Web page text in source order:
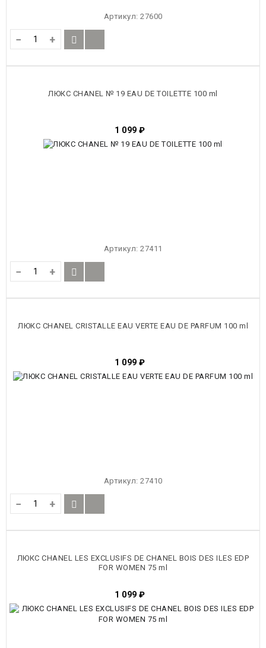
Артикул: 27600
− +
ЛЮКС CHANEL № 19 EAU DE TOILETTE 100 ml
1 099 ₽
Артикул: 27411
− +
ЛЮКС CHANEL CRISTALLE EAU VERTE EAU DE PARFUM 100 ml
1 099 ₽
Артикул: 27410
− +
ЛЮКС CHANEL LES EXCLUSIFS DE CHANEL BOIS DES ILES EDP
FOR WOMEN 75 ml
1 099 ₽